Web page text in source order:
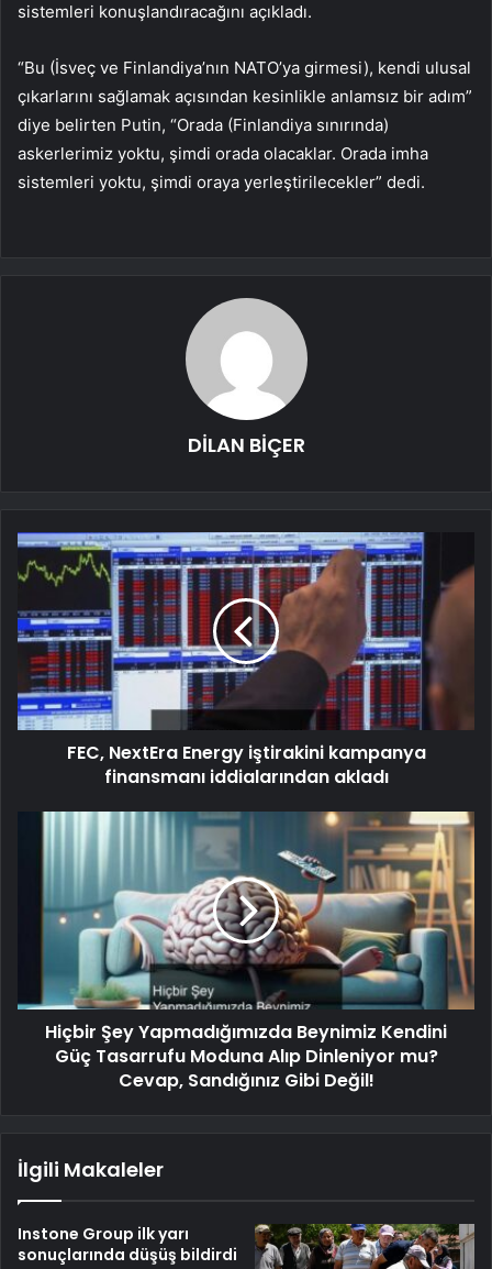
sistemleri konuşlandıracağını açıkladı.
“Bu (İsveç ve Finlandiya’nın NATO’ya girmesi), kendi ulusal
çıkarlarını sağlamak açısından kesinlikle anlamsız bir adım”
diye belirten Putin, “Orada (Finlandiya sınırında)
askerlerimiz yoktu, şimdi orada olacaklar. Orada imha
sistemleri yoktu, şimdi oraya yerleştirilecekler” dedi.
DİLAN BİÇER
FEC, NextEra Energy iştirakini kampanya
finansmanı iddialarından akladı
Hiçbir Şey Yapmadığımızda Beynimiz Kendini
Güç Tasarrufu Moduna Alıp Dinleniyor mu?
Cevap, Sandığınız Gibi Değil!
İlgili Makaleler
Instone Group ilk yarı
sonuçlarında düşüş bildirdi